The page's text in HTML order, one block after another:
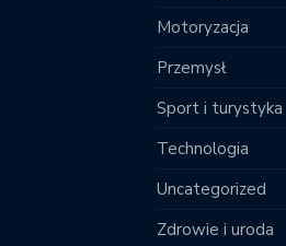
Motoryzacja
Przemysł
Sport i turystyka
Technologia
Uncategorized
Zdrowie i uroda